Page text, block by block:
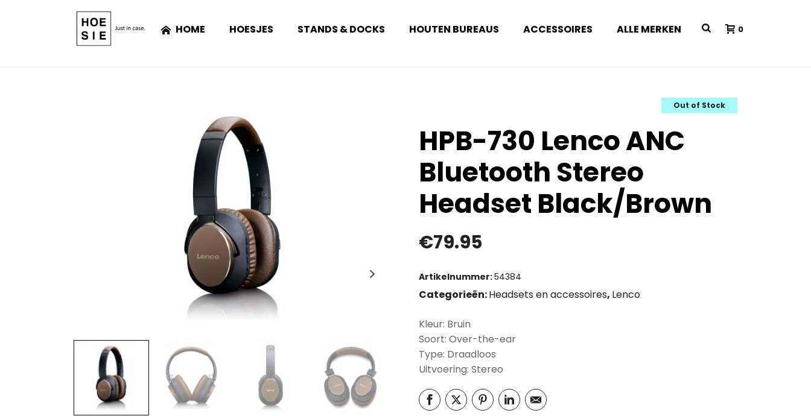
HOME HOESJES STANDS & DOCKS HOUTEN BUREAUS ACCESSOIRES ALLE MERKEN 0
Out of Stock
HPB-730 Lenco ANC
Bluetooth Stereo
Headset Black/Brown
€79.95
Artikelnummer:54384
Categorieën:Headsets en accessoires, Lenco
Kleur: Bruin
Soort: Over-the-ear
Type: Draadloos
Uitvoering: Stereo